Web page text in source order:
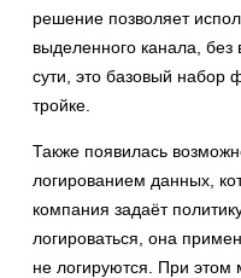
решение позволяет
выделенного канала,
сути, это базовый набор
тройке.
Также появилась
логированием данных,
компания задаёт
логироваться, она
не логируются. При